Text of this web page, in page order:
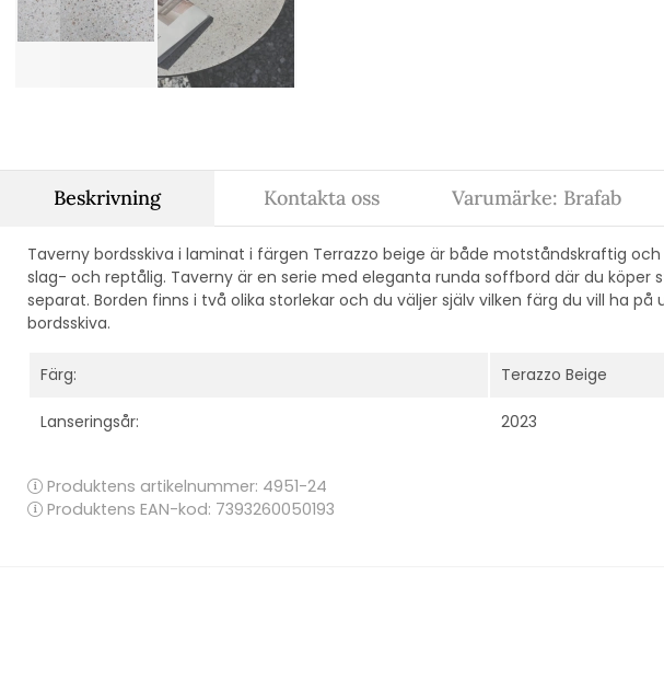
Beskrivning
Taverny bordsskiva i laminat i färgen Terrazzo beige är både motståndskraftig
slag- och reptålig. Taverny är en serie med eleganta runda soffbord där du köper
separat. Borden finns i två olika storlekar och du väljer själv vilken färg du vill ha på
bordsskiva.
Färg: Terazzo Beige
Lanseringsår: 2023
Produktens artikelnummer: 4951-24
Produktens EAN-kod: 7393260050193
Kontakta oss Varumärke: Brafab